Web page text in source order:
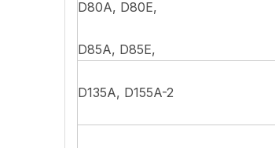
D80A, D80E,
D85A, D85E,
D135A, D155A-2